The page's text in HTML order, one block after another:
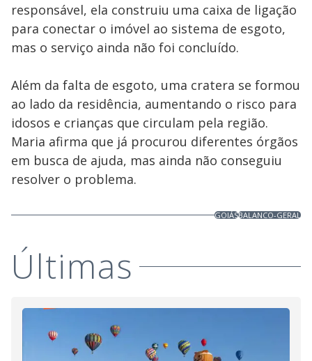
responsável, ela construiu uma caixa de ligação
para conectar o imóvel ao sistema de esgoto,
mas o serviço ainda não foi concluído.
Além da falta de esgoto, uma cratera se formou
ao lado da residência, aumentando o risco para
idosos e crianças que circulam pela região.
Maria afirma que já procurou diferentes órgãos
em busca de ajuda, mas ainda não conseguiu
resolver o problema.
GOIÁSBALANCO-GERAL
Últimas